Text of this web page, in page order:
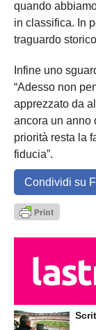
quando
in classifica. In
traguardo
Infine uno
“Adesso non
apprezzato da
ancora un anno
priorità resta la
fiducia”.
Condividi su